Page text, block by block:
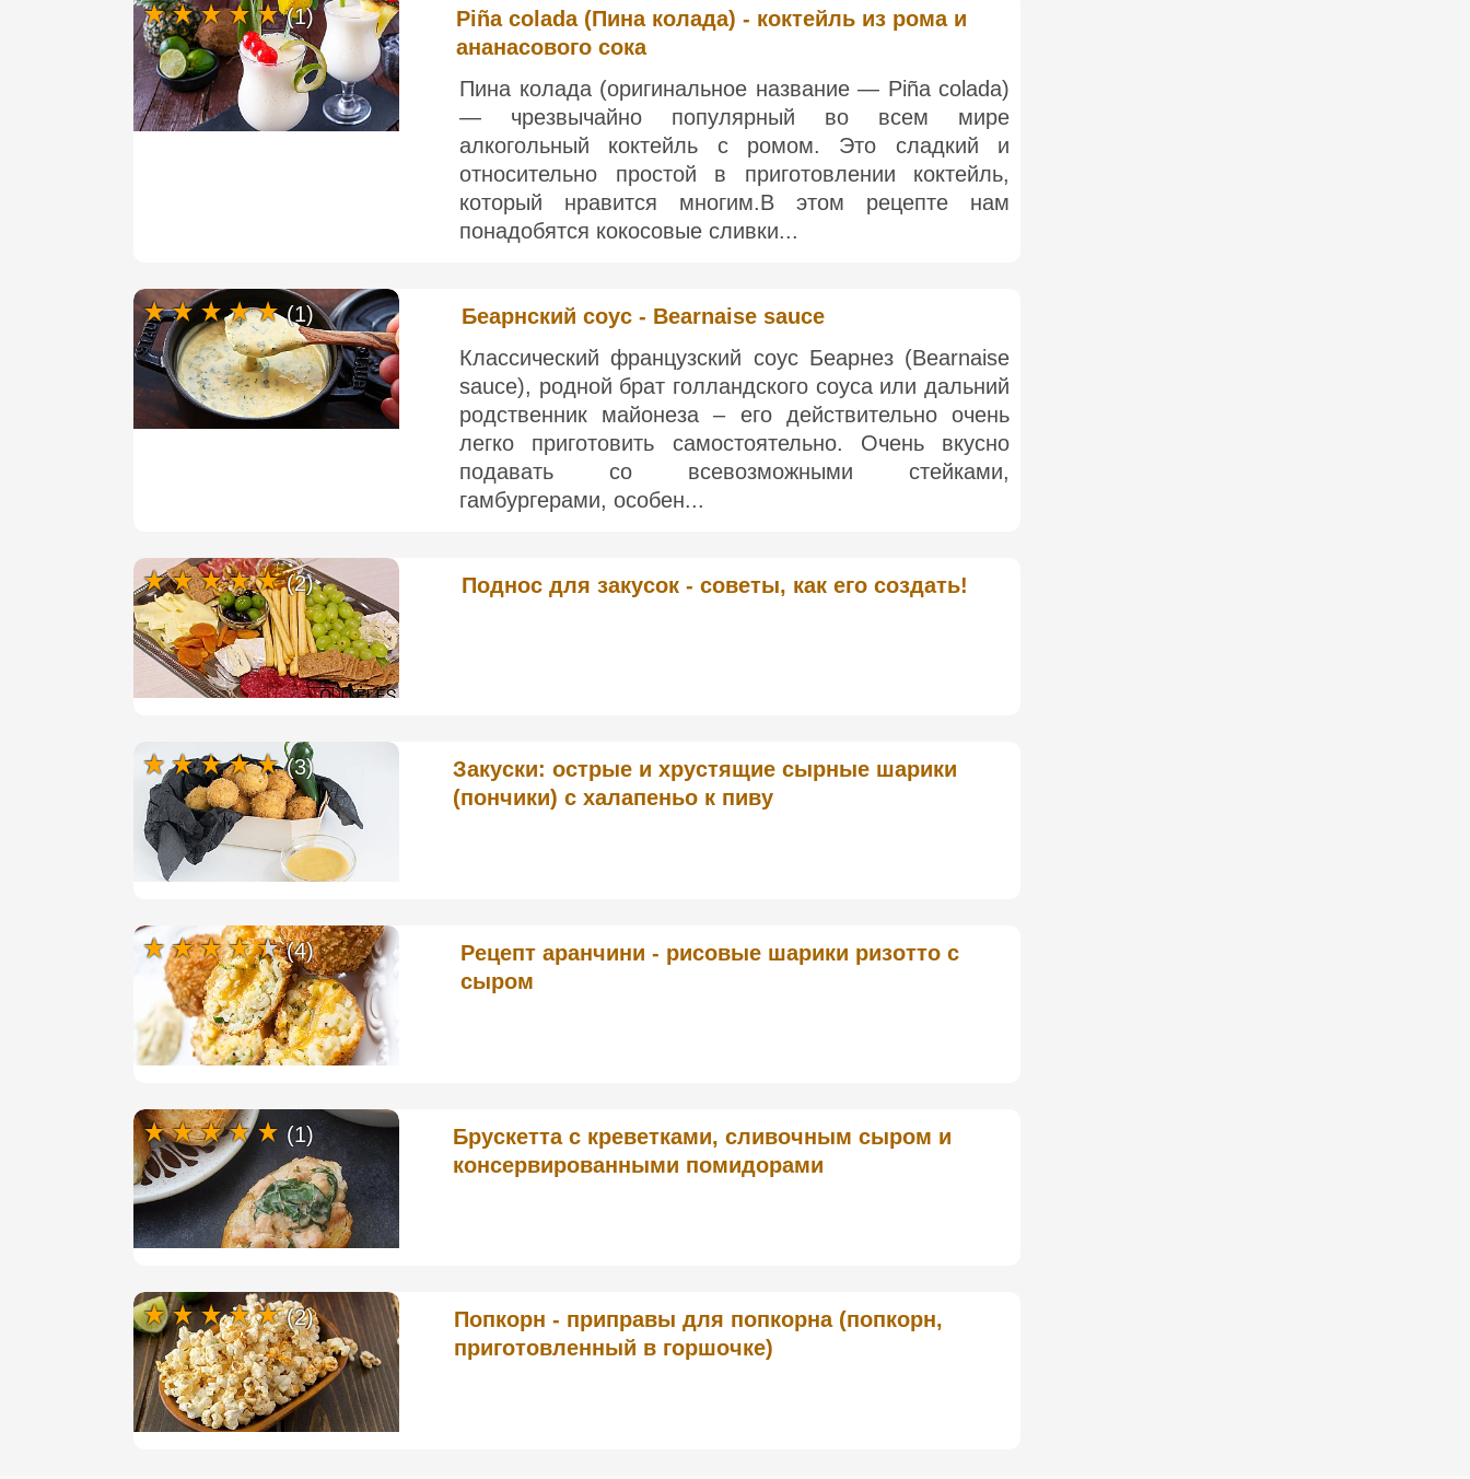
Piña colada (Пина колада) - коктейль из рома и
ананасового сока
Пина колада (оригинальное название — Piña colada)
— чрезвычайно популярный во всем мире
алкогольный коктейль с ромом. Это сладкий и
относительно простой в приготовлении коктейль,
который нравится многим.В этом рецепте нам
понадобятся кокосовые сливки...
(1)
Беарнский соус - Bearnaise sauce
Классический французский соус Беарнез (Bearnaise
sauce), родной брат голландского соуса или дальний
родственник майонеза – его действительно очень
легко приготовить самостоятельно. Очень вкусно
подавать со всевозможными стейками,
гамбургерами, особен...
(1)
Поднос для закусок - советы, как его создать!
(2)
Закуски: острые и хрустящие сырные шарики
(пончики) с халапеньо к пиву
(3)
Рецепт аранчини - рисовые шарики ризотто с
сыром
(4)
Брускетта с креветками, сливочным сыром и
консервированными помидорами
(1)
Попкорн - приправы для попкорна (попкорн,
приготовленный в горшочке)
(2)